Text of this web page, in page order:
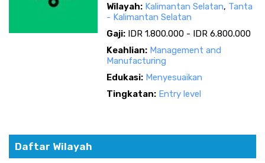
Wilayah: Kalimantan Selatan, Tanta
- Kalimantan Selatan
Gaji: IDR 1.800.000 - IDR 6.800.000
Keahlian: Management and
Manufacturing
Edukasi: Menyesuaikan
Tingkatan: Entry level
Daftar Wilayah